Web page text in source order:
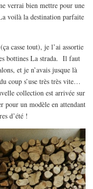
verrai bien mettre pour une
voilà la destination parfaite
casse tout), je l’ai assortie
bottines La strada. Il faut
et je n’avais jusque là
coup s’use très très vite…
collection est arrivée sur
pour un modèle en attendant
d’été !